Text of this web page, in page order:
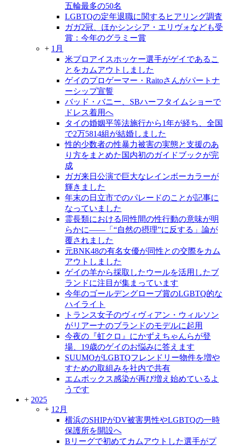
五輪最多の50名
LGBTQの定年退職に関するヒアリング調査
ガガ2冠、ほかシンシア・エリヴォなども受
賞：今年のグラミー賞
+ 1月
米プロアイスホッケー選手がゲイであるこ
とをカムアウトしました
ゲイのプロゲーマー・Raitoさんがパートナ
ーシップ宣誓
バッド・バニー、SBハーフタイムショーで
ドレス着用へ
タイの婚姻平等法施行から1年が経ち、全国
で2万5814組が結婚しました
性的少数者の性暴力被害の実態と支援のあ
り方をまとめた国内初のガイドブックが完
成
ガガ来日公演で巨大なレインボーカラーが
輝きました
年末の日立市でのパレードのことが記事に
なっていました
霊長類における同性間の性行動の意味が明
らかに――「“自然の摂理”に反する」論が
覆されました
元BNK48の有名女優が同性との交際をカム
アウトしました
ゲイの羊から採取したウールを活用したブ
ランドに注目が集まっています
今年のゴールデングローブ賞のLGBTQ的な
ハイライト
トランス女子のヴィヴィアン・ウィルソン
がリアーナのブランドのモデルに起用
今夜の『虹クロ』にかずえちゃんらが登
場、19歳のゲイのお悩みに答えます
SUUMOがLGBTQフレンドリー物件を増や
すための取組みを社内で共有
エムポックス感染が再び増え始めているよ
うです
+ 2025
+ 12月
横浜のSHIPがDV被害男性やLGBTQの一時
保護所を開設へ
Bリーグで初めてカムアウトした選手がプ